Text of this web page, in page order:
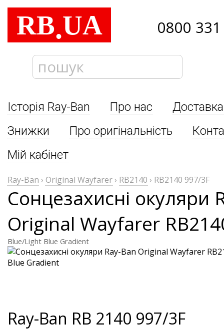
RB.UA 0800
Історія Ray-Ban Про нас
Знижки
Про оригінальність
Мій кабінет
Ray-Ban › Original Wayfarer› RB2140 › RB2140 997/3F
Сонцезахисні окуляри
Original Wayfarer
Blue/Light Blue Gradient
Ray-Ban RB 2140 997/3F